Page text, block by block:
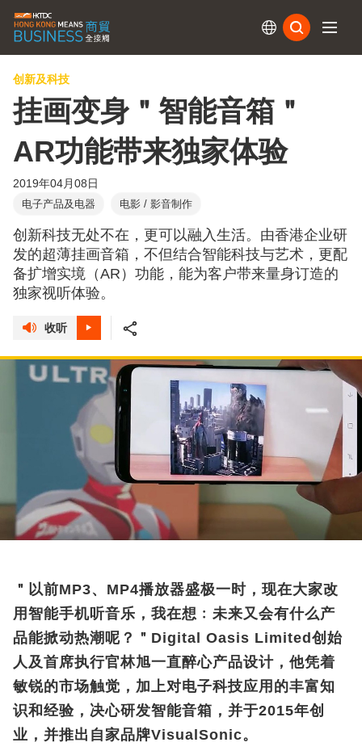
创新及科技
挂画变身＂智能音箱＂
AR功能带来独家体验
2019年04月08日
电子产品及电器 电影 / 影音制作
创新科技无处不在，更可以融入生活。由香港企业研
发的超薄挂画音箱，不但结合智能科技与艺术，更配
备扩增实境（AR）功能，能为客户带来量身订造的
独家视听体验。
收听
＂以前MP3、MP4播放器盛极一时，现在大家改
用智能手机听音乐，我在想﹕未来又会有什么产
品能掀动热潮呢？＂Digital Oasis Limited创始
人及首席执行官林旭一直醉心产品设计，他凭着
敏锐的市场触觉，加上对电子科技应用的丰富知
识和经验，决心研发智能音箱，并于2015年创
业，并推出自家品牌VisualSonic。